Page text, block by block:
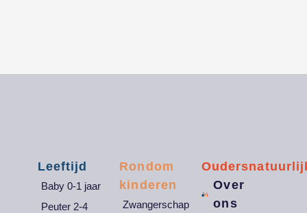
Leeftijd
Baby 0-1 jaar
Peuter 2-4
Rondom
kinderen
Zwangerschap
Over
ons